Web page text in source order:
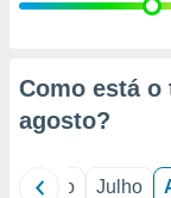
Como está o
agosto?
Junho Julho